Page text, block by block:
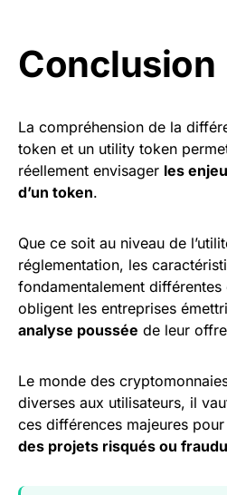
Conclusion
La compréhension de la
token et un utility token
réellement envisager les
d’un token.
Que ce soit au niveau de
réglementation, les
fondamentalement
obligent les entreprises
analyse poussée de leur
Le monde des
diverses aux utilisateurs, il
ces différences majeures pour
des projets risqués ou